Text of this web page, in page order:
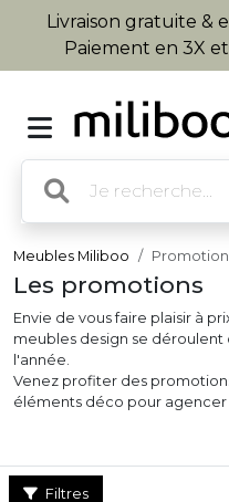
Livraison gratuite &
Paiement en 3X et
Meubles Miliboo
Les promotions
Envie de vous faire plaisir à
meubles design se
l'année.
Venez profiter des
éléments déco pour
Filtres